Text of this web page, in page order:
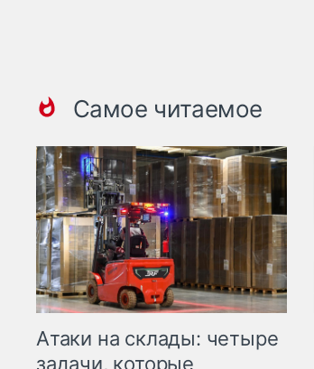
Самое читаемое
Атаки на склады: четыре
задачи, которые